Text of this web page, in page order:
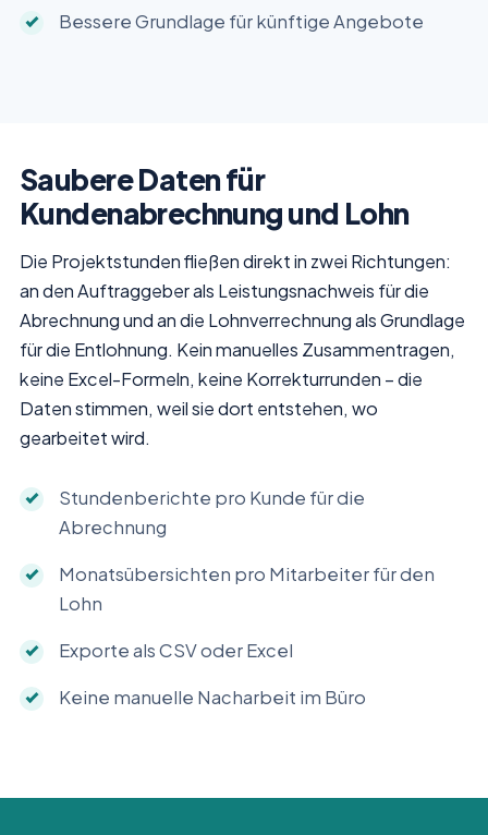
Bessere Grundlage für künftige Angebote
Saubere Daten für
Kundenabrechnung und Lohn
Die Projektstunden fließen direkt in zwei Richtungen:
an den Auftraggeber als Leistungsnachweis für die
Abrechnung und an die Lohnverrechnung als Grundlage
für die Entlohnung. Kein manuelles Zusammentragen,
keine Excel-Formeln, keine Korrekturrunden – die
Daten stimmen, weil sie dort entstehen, wo
gearbeitet wird.
Stundenberichte pro Kunde für die
Abrechnung
Monatsübersichten pro Mitarbeiter für den
Lohn
Exporte als CSV oder Excel
Keine manuelle Nacharbeit im Büro